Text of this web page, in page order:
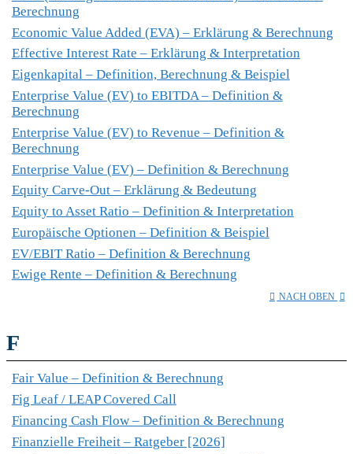
Berechnung
Economic Value Added (EVA) – Erklärung & Berechnung
Effective Interest Rate – Erklärung & Interpretation
Eigenkapital – Definition, Berechnung & Beispiel
Enterprise Value (EV) to EBITDA – Definition &
Berechnung
Enterprise Value (EV) to Revenue – Definition &
Berechnung
Enterprise Value (EV) – Definition & Berechnung
Equity Carve-Out – Erklärung & Bedeutung
Equity to Asset Ratio – Definition & Interpretation
Europäische Optionen – Definition & Beispiel
EV/EBIT Ratio – Definition & Berechnung
Ewige Rente – Definition & Berechnung
NACH OBEN
F
Fair Value – Definition & Berechnung
Fig Leaf / LEAP Covered Call
Financing Cash Flow – Definition & Berechnung
Finanzielle Freiheit – Ratgeber [2026]